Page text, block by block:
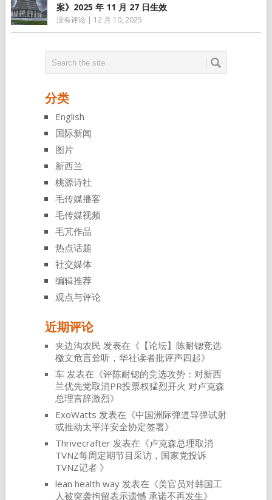
案》2025 年 11 月 27 日生效
没有评论 | 12 月 10, 2025
分类
English
国际新闻
图片
新西兰
桃源诗社
毛传媒播客
毛传媒视频
毛芃作品
热点话题
社交媒体
编辑推荐
观点与评论
近期评论
夹边沟农民 发表在《 【论坛】陈耐锶竞选
檄文危言耸听，华社读者批评声四起》
车发表在《评陈耐锶的竞选攻势：对新西
兰优先党取消PR投票权猛烈开火 对卢克森
总理言辞激烈》
ExoWatts 发表在《中国洲际弹道导弹试射
或推动太平洋安全协定签署》
Thrivecrafter发表在《卢克森总理取消
TVNZ每周定期节目采访，国家党投诉
TVNZ记者 》
lean health way发表在《美官员对韩国工
人被突袭拘留表示遗憾 承诺不再发生》